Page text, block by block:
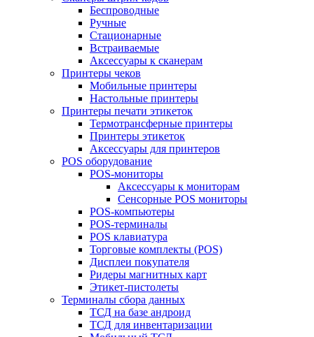
Беспроводные
Ручные
Стационарные
Встраиваемые
Аксессуары к сканерам
Принтеры чеков
Мобильные принтеры
Настольные принтеры
Принтеры печати этикеток
Термотрансферные принтеры
Принтеры этикеток
Аксессуары для принтеров
POS оборудование
POS-мониторы
Аксессуары к мониторам
Сенсорные POS мониторы
POS-компьютеры
POS-терминалы
POS клавиатура
Торговые комплекты (POS)
Дисплеи покупателя
Ридеры магнитных карт
Этикет-пистолеты
Терминалы сбора данных
ТСД на базе андроид
ТСД для инвентаризации